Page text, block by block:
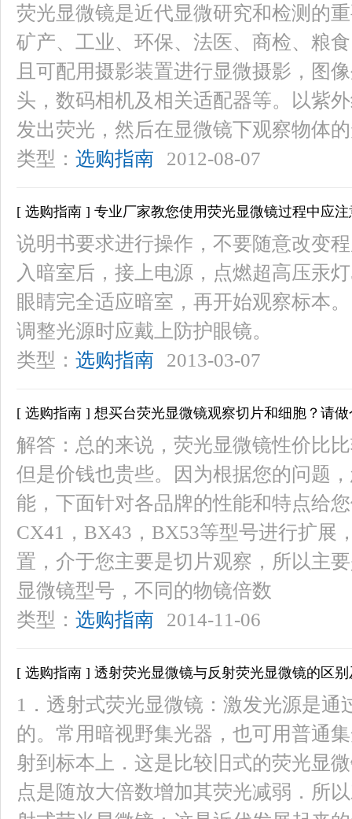
荧光显微镜是近代显微研究和检测的
矿产、工业、环保、法医、商检、粮
且可配用摄影装置进行显微摄影，图
头，数码相机及相关适配器等。以紫
发出荧光，然后在显微镜下观察物体
类型： 选购指南 2012-08-07
[ 选购指南 ] 专业厂家教您使用荧光显微镜过程中应
说明书要求进行操作，不要随意改变
入暗室后，接上电源，点燃超高压汞
眼睛完全适应暗室，再开始观察标本
调整光源时应戴上防护眼镜。
类型： 选购指南 2013-03-07
[ 选购指南 ] 想买台荧光显微镜观察切片和细胞？请
解答：总的来说，荧光显微镜性价比
但是价钱也贵些。因为根据您的问题
能，下面针对各品牌的性能和特点给
CX41，BX43，BX53等型号进行扩展
置，介于您主要是切片观察，所以主
显微镜型号，不同的物镜倍数
类型： 选购指南 2014-11-06
[ 选购指南 ] 透射荧光显微镜与反射荧光显微镜的区
1．透射式荧光显微镜：激发光源是
的。常用暗视野集光器，也可用普通
射到标本上．这是比较旧式的荧光显
点是随放大倍数增加其荧光减弱．所